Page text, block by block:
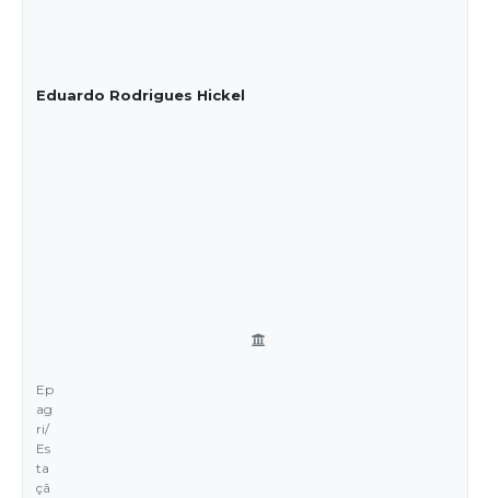
Eduardo Rodrigues Hickel
Ep
ag
ri/
Es
ta
çã